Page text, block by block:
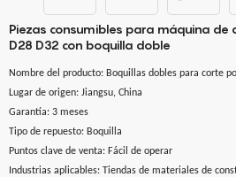
Piezas consumibles para máquina de
D28 D32 con boquilla doble
Nombre del producto: Boquillas dobles para corte
Lugar de origen: Jiangsu, China
Garantía: 3 meses
Tipo de repuesto: Boquilla
Puntos clave de venta: Fácil de operar
Industrias aplicables: Tiendas de materiales de